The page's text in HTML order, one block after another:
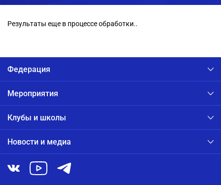
Результаты еще в процессе обработки..
Федерация
Мероприятия
Клубы и школы
Новости и медиа